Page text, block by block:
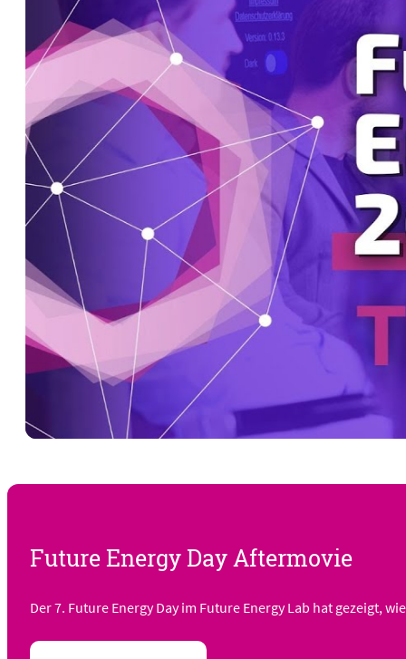
Future Energy Day Aftermovie
Der 7. Future Energy Day im Future Energy Lab hat gezeigt,